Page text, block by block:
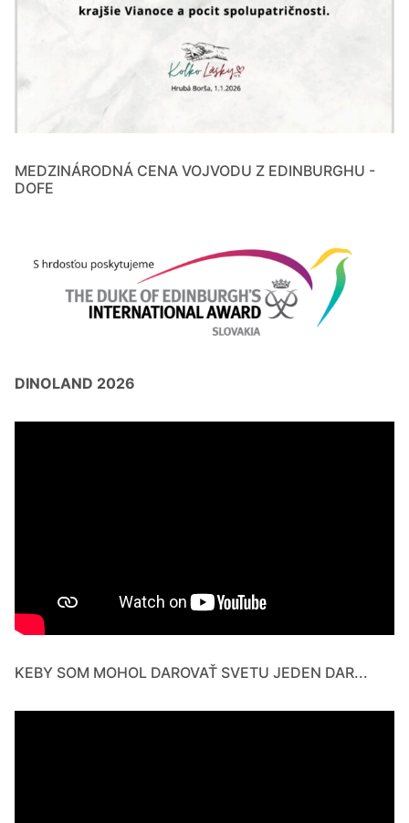
MEDZINÁRODNÁ CENA VOJVODU Z EDINBURGHU -
DOFE
DINOLAND 2026
KEBY SOM MOHOL DAROVAŤ SVETU JEDEN DAR...